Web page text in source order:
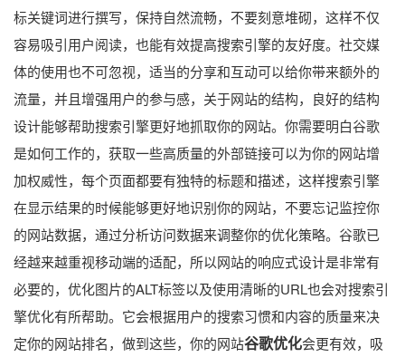
标关键词进行撰写，保持自然流畅，不要刻意堆砌，这样不仅
容易吸引用户阅读，也能有效提高搜索引擎的友好度。社交媒
体的使用也不可忽视，适当的分享和互动可以给你带来额外的
流量，并且增强用户的参与感，关于网站的结构，良好的结构
设计能够帮助搜索引擎更好地抓取你的网站。你需要明白谷歌
是如何工作的，获取一些高质量的外部链接可以为你的网站增
加权威性，每个页面都要有独特的标题和描述，这样搜索引擎
在显示结果的时候能够更好地识别你的网站，不要忘记监控你
的网站数据，通过分析访问数据来调整你的优化策略。谷歌已
经越来越重视移动端的适配，所以网站的响应式设计是非常有
必要的，优化图片的ALT标签以及使用清晰的URL也会对搜索引
擎优化有所帮助。它会根据用户的搜索习惯和内容的质量来决
定你的网站排名，做到这些，你的网站谷歌优化会更有效，吸